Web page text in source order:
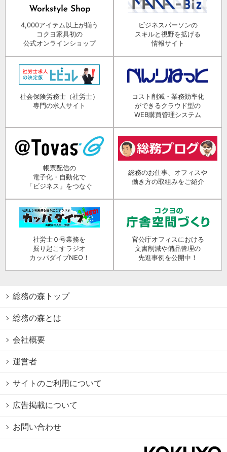
4,000アイテム以上が揃う
コクヨ家具初の
公式オンラインショップ
ビジネスパーソンの
スキルと視野を拡げる
情報サイト
社会保険労務士（社労士）
専門の求人サイト
コスト削減・業務効率化
ができるクラウド型の
WEB購買管理システム
帳票配信の
電子化・自動化で
「ビジネス」をつなぐ
総務のお仕事、オフィスや
働き方の取組みをご紹介
社労士０号業務を
掘り起こすラジオ
カッパダイブNEO！
官公庁オフィスにおける
文書削減や備品管理の
先進事例を公開中！
総務の森トップ
総務の森とは
会社概要
運営者
サイトのご利用について
広告掲載について
お問い合わせ